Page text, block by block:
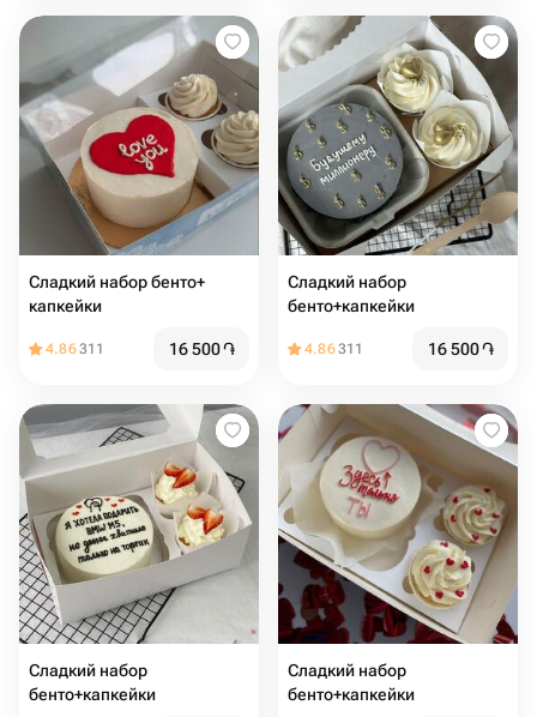
Сладкий набор бенто+
капкейки
4.86311 16 500֏
Сладкий набор
бенто+капкейки
4.86311 16 500֏
Сладкий набор
бенто+капкейки
Сладкий набор
бенто+капкейки